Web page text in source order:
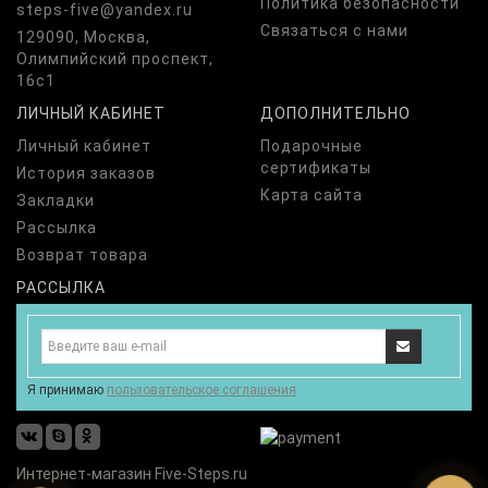
steps-five@yandex.ru
129090, Москва,
Олимпийский проспект,
16с1
Связаться с нами
ЛИЧНЫЙ КАБИНЕТ
Личный кабинет
История заказов
Закладки
Рассылка
Возврат товара
ДОПОЛНИТЕЛЬНО
Подарочные
сертификаты
Карта сайта
РАССЫЛКА
Я принимаю пользовательское соглашения
Интернет-магазин Five-Steps.ru